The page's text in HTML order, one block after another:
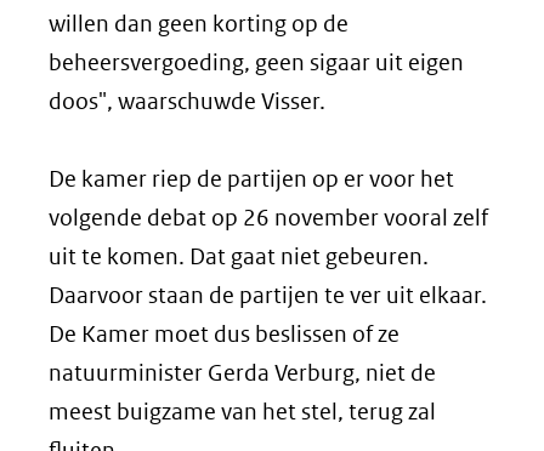
willen dan geen korting op de
beheersvergoeding, geen sigaar uit eigen
doos", waarschuwde Visser.
De kamer riep de partijen op er voor het
volgende debat op 26 november vooral zelf
uit te komen. Dat gaat niet gebeuren.
Daarvoor staan de partijen te ver uit elkaar.
De Kamer moet dus beslissen of ze
natuurminister Gerda Verburg, niet de
meest buigzame van het stel, terug zal